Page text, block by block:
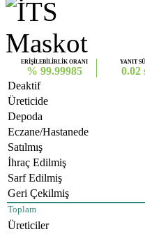
ERİŞİLEBİLİRLİK ORANI
% 99.99985
YANIT
0.02
Deaktif
Üreticide
Depoda
Eczane/Hastanede
Satılmış
İhraç Edilmiş
Sarf Edilmiş
Geri Çekilmiş
Toplam
Üreticiler